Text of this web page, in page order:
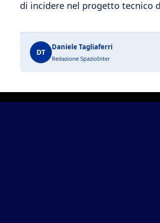
di incidere nel progetto tecnico
DT
Daniele Tagliaferri
Redazione SpazioInter